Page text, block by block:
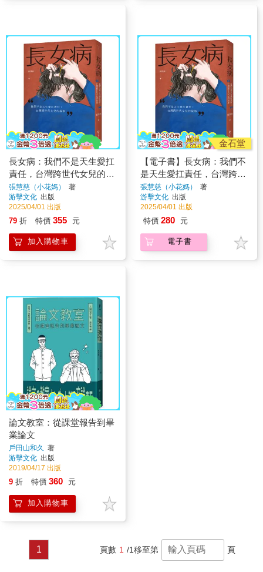
長女病：我們不是天生愛扛
責任，台灣跨世代女兒的故
事
張慧慈（小花媽）
著
游擊文化 出版
2025/04/01 出版
79 折 特價 355 元
加入購物車
金石堂
【電子書】長女病：我們不
是天生愛扛責任，台灣跨世
代女兒的故事
張慧慈（小花媽）
著
游擊文化 出版
2025/04/01 出版
特價 280 元
電子書
論文教室：從課堂報告到畢
業論文
戶田山和久 著
游擊文化 出版
2019/04/17 出版
9 折 特價 360 元
加入購物車
1 頁數 1 /1移至第 頁